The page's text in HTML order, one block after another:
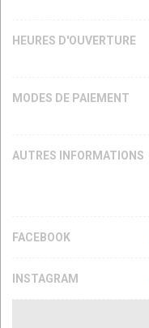
HEURES D'OUVERTURE
MODES DE PAIEMENT
AUTRES INFORMATIONS
FACEBOOK
INSTAGRAM